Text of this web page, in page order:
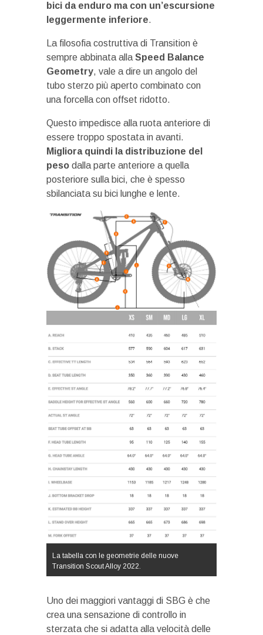
bici da enduro ma con un’escursione
leggermente inferiore.
La filosofia costruttiva di Transition è
sempre abbinata alla Speed Balance
Geometry, vale a dire un angolo del
tubo sterzo più aperto combinato con
una forcella con offset ridotto.
Questo impedisce alla ruota anteriore di
essere troppo spostata in avanti.
Migliora quindi la distribuzione del
peso dalla parte anteriore a quella
posteriore sulla bici, che è spesso
sbilanciata su bici lunghe e lente.
La tabella con le geometrie delle nuove
Transition Scout Alloy 2022.
Uno dei maggiori vantaggi di SBG è che
crea una sensazione di controllo in
sterzata che si adatta alla velocità delle